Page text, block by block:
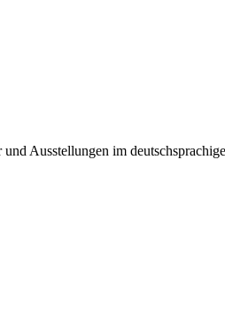
Ausstellungen im